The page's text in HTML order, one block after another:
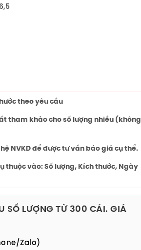
theo yêu cầu
tham khảo cho số lượng nhiều (không
NVKD để được tư vấn báo giá cụ thể.
thuộc vào: Số lượng, Kích thước, Ngày
SỐ LƯỢNG TỪ 300 CÁI. GIÁ
Zalo)